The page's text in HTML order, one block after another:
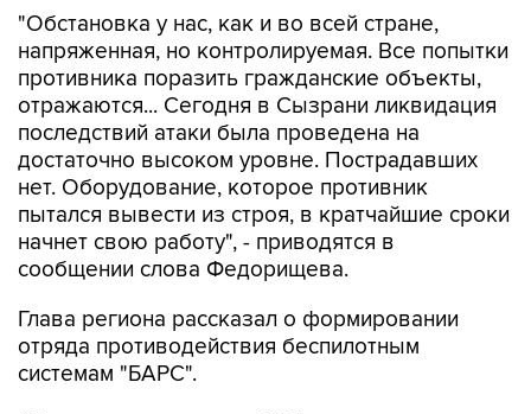
противника поразить гражданские объекты,
отражаются... Сегодня в Сызрани ликвидация
последствий атаки была проведена на
достаточно высоком уровне. Пострадавших
нет. Оборудование, которое противник
пытался вывести из строя, в кратчайшие сроки
начнет свою работу", - приводятся в
сообщении слова Федорищева.
Глава региона рассказал о формировании
системам "БАРС".
"Штатное расписание - 900 человек.